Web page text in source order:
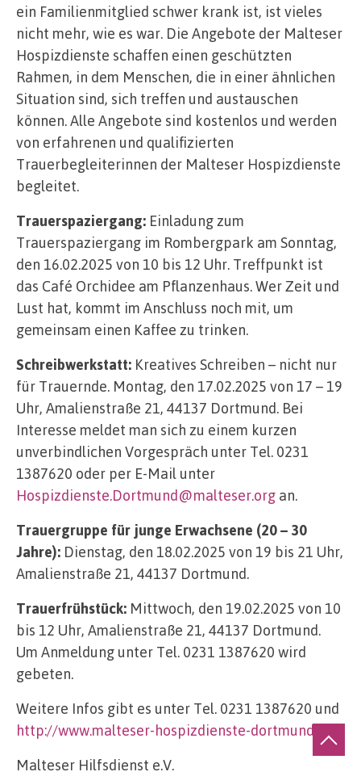
ein Familienmitglied schwer krank ist, ist vieles
nicht mehr, wie es war. Die Angebote der Malteser
Hospizdienste schaffen einen geschützten
Rahmen, in dem Menschen, die in einer ähnlichen
Situation sind, sich treffen und austauschen
können. Alle Angebote sind kostenlos und werden
von erfahrenen und qualifizierten
Trauerbegleiterinnen der Malteser Hospizdienste
begleitet.
Trauerspaziergang: Einladung zum
Trauerspaziergang im Rombergpark am Sonntag,
den 16.02.2025 von 10 bis 12 Uhr. Treffpunkt ist
das Café Orchidee am Pflanzenhaus. Wer Zeit und
Lust hat, kommt im Anschluss noch mit, um
gemeinsam einen Kaffee zu trinken.
Schreibwerkstatt: Kreatives Schreiben – nicht nur
für Trauernde. Montag, den 17.02.2025 von 17 – 19
Uhr, Amalienstraße 21, 44137 Dortmund. Bei
Interesse meldet man sich zu einem kurzen
unverbindlichen Vorgespräch unter Tel. 0231
1387620 oder per E-Mail unter
Hospizdienste.Dortmund@malteser.org an.
Trauergruppe für junge Erwachsene (20 – 30
Jahre): Dienstag, den 18.02.2025 von 19 bis 21 Uhr,
Amalienstraße 21, 44137 Dortmund.
Trauerfrühstück: Mittwoch, den 19.02.2025 von 10
bis 12 Uhr, Amalienstraße 21, 44137 Dortmund.
Um Anmeldung unter Tel. 0231 1387620 wird
gebeten.
Weitere Infos gibt es unter Tel. 0231 1387620 und
http://www.malteser-hospizdienste-dortmund.de
Malteser Hilfsdienst e.V.